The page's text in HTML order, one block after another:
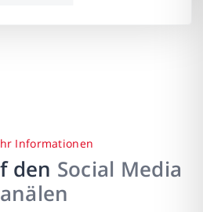
Informationen
den Social Media